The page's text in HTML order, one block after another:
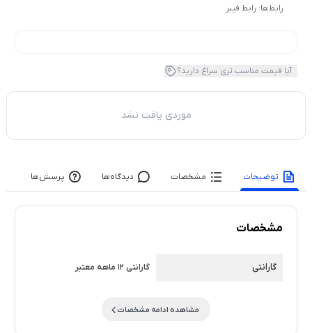
رابط‌ها: رابط فیبر
آیا قیمت مناسب تری سراغ دارید؟
موردی یافت نشد
توضیحات مشخصات دیدگاه‌ها پرسش‌ها
مشخصات
گارانتی گارانتی 12 ماهه معتبر
مشاهده ادامه مشخصات